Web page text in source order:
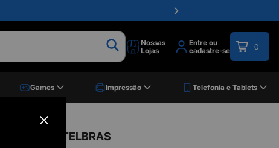
Nossas
Lojas
Entre ou
cadastre-se
0
Games Impressão Telefonia e Tablets
INTELBRAS